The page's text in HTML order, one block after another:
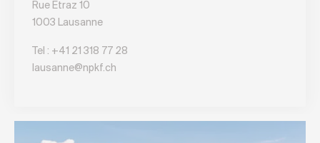
Rue Etraz 10
1003 Lausanne
Tel : +41 21 318 77 28
lausanne@npkf.ch